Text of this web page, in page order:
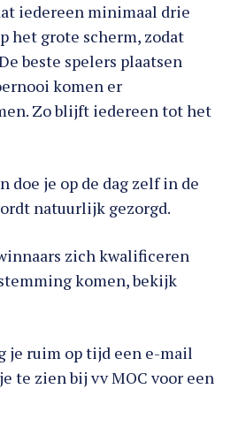
iedereen minimaal drie
het grote scherm, zodat
beste spelers plaatsen
komen er
Zo blijft iedereen tot het
doe je op de dag zelf in de
natuurlijk gezorgd.
zich kwalificeren
komen, bekijk
je ruim op tijd een e-mail
te zien bij vv MOC voor een